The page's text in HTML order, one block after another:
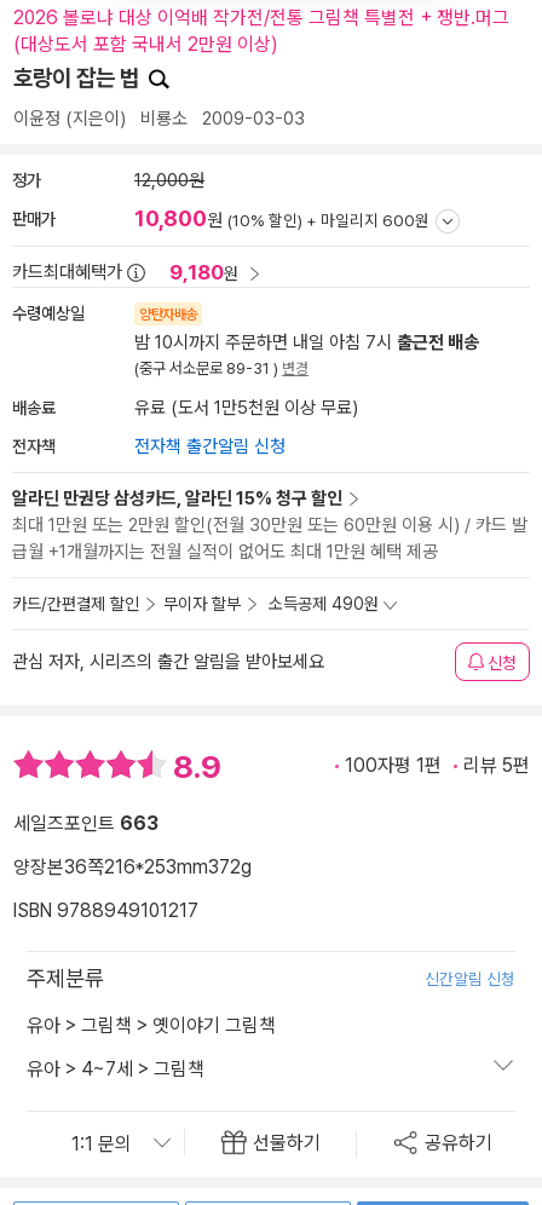
2026 볼로냐 대상 이억배 작가전/전통 그림책 특별전 + 쟁반.머그
(대상도서 포함 국내서 2만원 이상)
호랑이 잡는 법
이윤정 (지은이) 비룡소 2009-03-03
정가 12,000원
판매가 10,800원 (10% 할인) + 마일리지 600원
카드최대혜택가 9,180원
수령예상일 양탄자배송
밤 10시까지 주문하면 내일 아침 7시 출근전 배송
(중구 서소문로 89-31 ) 변경
배송료 유료 (도서 1만5천원 이상 무료)
전자책 전자책 출간알림 신청
알라딘 만권당 삼성카드, 알라딘 15% 청구 할인
최대 1만원 또는 2만원 할인(전월 30만원 또는 60만원 이용 시) / 카드 발
급월 +1개월까지는 전월 실적이 없어도 최대 1만원 혜택 제공
카드/간편결제 할인 무이자 할부 소득공제 490원
관심 저자, 시리즈의 출간 알림을 받아보세요 신청
8.9 100자평 1편 리뷰 5편
세일즈포인트 663
양장본36쪽216*253mm372g
ISBN 9788949101217
주제분류 신간알림 신청
유아 > 그림책 > 옛이야기 그림책
유아 > 4~7세 > 그림책
선물하기 공유하기